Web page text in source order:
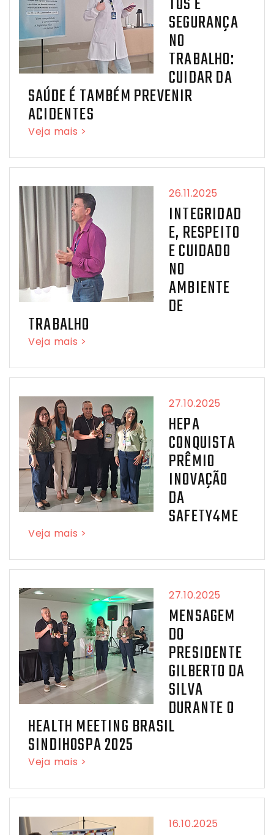
SEGURANÇA
NO
TRABALHO:
CUIDAR DA
SAÚDE É TAMBÉM PREVENIR
ACIDENTES
Veja mais >
26.11.2025
INTEGRIDAD
E, RESPEITO
E CUIDADO
NO
AMBIENTE
DE
TRABALHO
Veja mais >
27.10.2025
HEPA
CONQUISTA
PRÊMIO
INOVAÇÃO
DA
SAFETY4ME
Veja mais >
27.10.2025
MENSAGEM
DO
PRESIDENTE
GILBERTO DA
SILVA
DURANTE O
HEALTH MEETING BRASIL
SINDIHOSPA 2025
Veja mais >
16.10.2025